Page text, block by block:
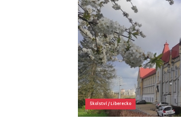
Školství/Liberecko